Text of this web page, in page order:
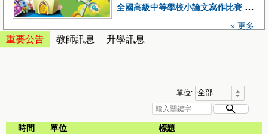
全國高級中等學校小論文寫作比賽 1150313梯次獲獎名單
» 更多
重要公告 教師訊息 升學訊息
單位:
時間 單位
標題